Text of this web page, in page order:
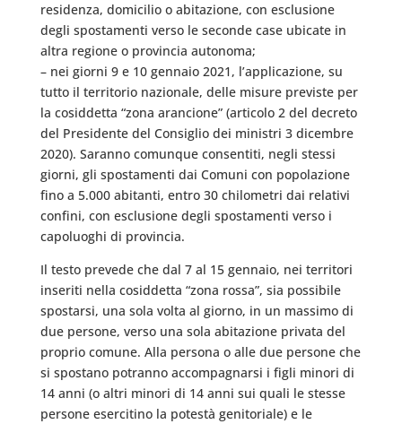
residenza, domicilio o abitazione, con esclusione
degli spostamenti verso le seconde case ubicate in
altra regione o provincia autonoma;
– nei giorni 9 e 10 gennaio 2021, l’applicazione, su
tutto il territorio nazionale, delle misure previste per
la cosiddetta “zona arancione” (articolo 2 del decreto
del Presidente del Consiglio dei ministri 3 dicembre
2020). Saranno comunque consentiti, negli stessi
giorni, gli spostamenti dai Comuni con popolazione
fino a 5.000 abitanti, entro 30 chilometri dai relativi
confini, con esclusione degli spostamenti verso i
capoluoghi di provincia.
Il testo prevede che dal 7 al 15 gennaio, nei territori
inseriti nella cosiddetta “zona rossa”, sia possibile
spostarsi, una sola volta al giorno, in un massimo di
due persone, verso una sola abitazione privata del
proprio comune. Alla persona o alle due persone che
si spostano potranno accompagnarsi i figli minori di
14 anni (o altri minori di 14 anni sui quali le stesse
persone esercitino la potestà genitoriale) e le